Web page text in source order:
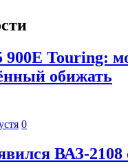
900E Touring:
обижать
0
ВАЗ-2108